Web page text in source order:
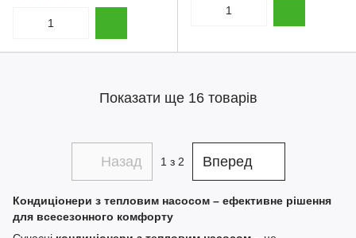
Показати ще 16 товарів
Назад 1 з 2 Вперед
Кондиціонери з тепловим насосом – ефективне рішення
для всесезонного комфорту